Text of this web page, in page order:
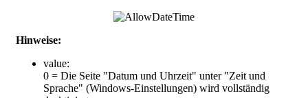
Hinweise:
value:
0 = Die Seite "Datum und Uhrzeit" unter "Zeit und
Sprache" (Windows-Einstellungen) wird vollständig